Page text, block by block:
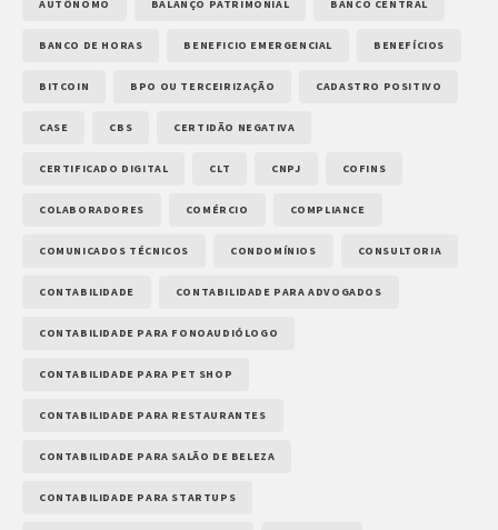
AUTÔNOMO BALANÇO PATRIMONIAL BANCO CENTRAL
BANCO DE HORAS BENEFICIO EMERGENCIAL BENEFÍCIOS
BITCOIN BPO OU TERCEIRIZAÇÃO CADASTRO POSITIVO
CASE CBS CERTIDÃO NEGATIVA
CERTIFICADO DIGITAL CLT CNPJ COFINS
COLABORADORES COMÉRCIO COMPLIANCE
COMUNICADOS TÉCNICOS CONDOMÍNIOS CONSULTORIA
CONTABILIDADE CONTABILIDADE PARA ADVOGADOS
CONTABILIDADE PARA FONOAUDIÓLOGO
CONTABILIDADE PARA PET SHOP
CONTABILIDADE PARA RESTAURANTES
CONTABILIDADE PARA SALÃO DE BELEZA
CONTABILIDADE PARA STARTUPS